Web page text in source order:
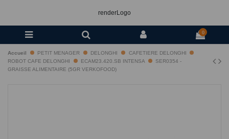
renderLogo
0
Accueil PETIT MENAGER DELONGHI
CAFETIERE DELONGHI
ROBOT CAFE DELONGHI
ECAM23.420.SB INTENSA
SER0354 -
GRAISSE ALIMENTAIRE (5GR VERKOFOOD)